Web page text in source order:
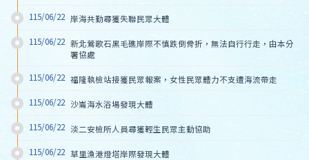
115/06/22 岸海共勤尋獲失聯民眾大體
115/06/22 新北鶯歌石黑毛礁岸際不慎跌倒骨折，無法自行行走，由本分
署協處
115/06/22 福隆執檢站接獲民眾報案，女性民眾體力不支遭海流帶走
115/06/22 沙崙海水浴場發現大體
115/06/22 淡二安檢所人員尋獲輕生民眾主動協助
115/06/22 草里漁港燈塔岸際發現大體